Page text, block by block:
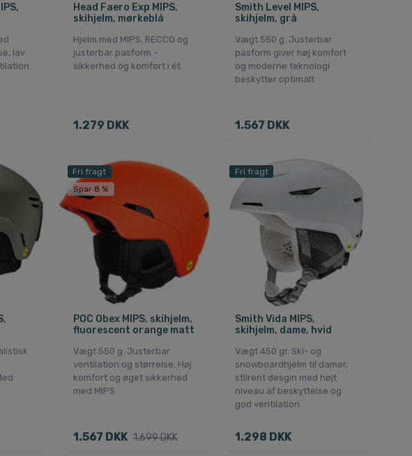
lav
Head Faero Exp MIPS,
skihjelm, mørkeblå
Hjelm med MIPS, RECCO og
justerbar pasform –
sikkerhed og komfort i ét.
1.279 DKK
Smith Level MIPS,
skihjelm, grå
Vægt 550 g. Justerbar
pasform giver høj komfort
og moderne teknologi
beskytter optimalt
1.567 DKK
Fri fragt
Spar 8 %
POC Obex MIPS, skihjelm,
fluorescent orange matt
Vægt 550 g. Justerbar
ventilation og størrelse. Høj
komfort og øget sikkerhed
med MIPS
1.567 DKK 1.699 DKK
Fri fragt
Smith Vida MIPS,
skihjelm, dame, hvid
Vægt 450 gr. Ski- og
snowboardhjelm til damer,
stilrent desgin med højt
niveau af beskyttelse og
god ventilation
1.298 DKK